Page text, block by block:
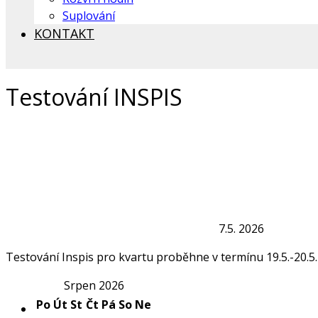
Suplování
KONTAKT
Testování INSPIS
7.5. 2026
Testování Inspis pro kvartu proběhne v termínu 19.5.-20.5.
Srpen 2026
Po Út St Čt Pá So Ne